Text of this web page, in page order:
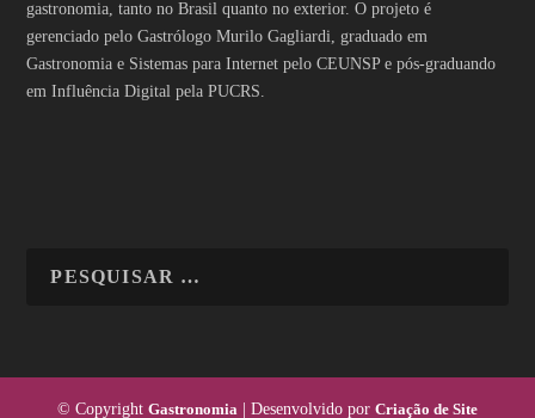
gastronomia, tanto no Brasil quanto no exterior. O projeto é
gerenciado pelo Gastrólogo Murilo Gagliardi, graduado em
Gastronomia e Sistemas para Internet pelo CEUNSP e pós-graduando
em Influência Digital pela PUCRS.
© Copyright Gastronomia | Desenvolvido por Criação de Site